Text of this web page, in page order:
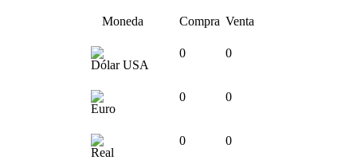
Moneda Compra Venta
Dólar USA
0 0
Euro
0 0
Real
0 0